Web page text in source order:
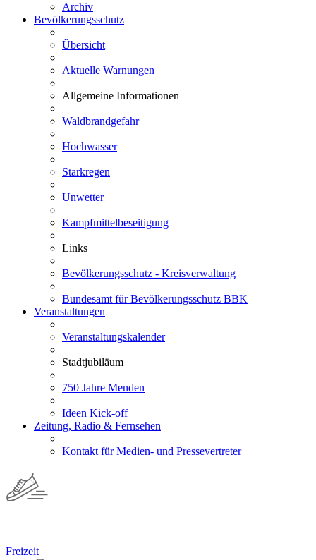
Archiv
Bevölkerungsschutz
Übersicht
Aktuelle Warnungen
Allgemeine Informationen
Waldbrandgefahr
Hochwasser
Starkregen
Unwetter
Kampfmittelbeseitigung
Links
Bevölkerungsschutz - Kreisverwaltung
Bundesamt für Bevölkerungsschutz BBK
Veranstaltungen
Veranstaltungskalender
Stadtjubiläum
750 Jahre Menden
Ideen Kick-off
Zeitung, Radio & Fernsehen
Kontakt für Medien- und Pressevertreter
Freizeit